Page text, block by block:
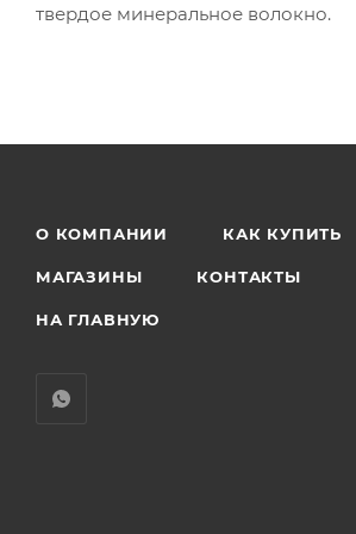
твердое минеральное волокно.
О КОМПАНИИ КАК КУПИТЬ
МАГАЗИНЫ КОНТАКТЫ
НА ГЛАВНУЮ